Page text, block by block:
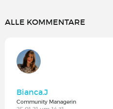
ALLE KOMMENTARE
Bianca.J
Community Managerin